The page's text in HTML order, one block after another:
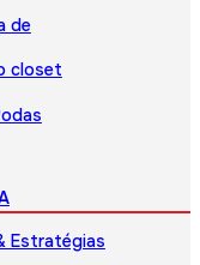
de
closet
Estratégias